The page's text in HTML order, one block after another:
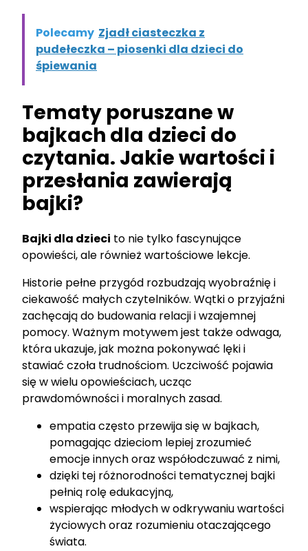
Polecamy Zjadł ciasteczka z
pudełeczka – piosenki dla dzieci do
śpiewania
Tematy poruszane w
bajkach dla dzieci do
czytania. Jakie wartości i
przesłania zawierają
bajki?
Bajki dla dzieci to nie tylko fascynujące
opowieści, ale również wartościowe lekcje.
Historie pełne przygód rozbudzają wyobraźnię i
ciekawość małych czytelników. Wątki o przyjaźni
zachęcają do budowania relacji i wzajemnej
pomocy. Ważnym motywem jest także odwaga,
która ukazuje, jak można pokonywać lęki i
stawiać czoła trudnościom. Uczciwość pojawia
się w wielu opowieściach, ucząc
prawdomówności i moralnych zasad.
empatia często przewija się w bajkach,
pomagając dzieciom lepiej zrozumieć
emocje innych oraz współodczuwać z nimi,
dzięki tej różnorodności tematycznej bajki
pełnią rolę edukacyjną,
wspierając młodych w odkrywaniu wartości
życiowych oraz rozumieniu otaczającego
świata.